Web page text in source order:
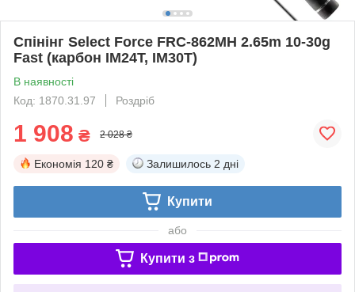
Спінінг Select Force FRC-862MH 2.65m 10-30g
Fast (карбон IM24T, IM30Т)
В наявності
Код: 1870.31.97
Роздріб
1 908 ₴ 2 028 ₴
Економія 120 ₴ Залишилось 2 дні
Купити
або
Купити з